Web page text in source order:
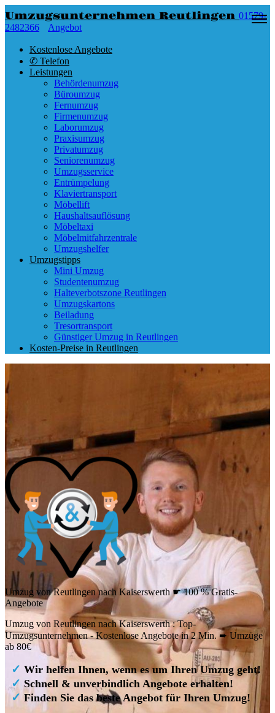
Umzugsunternehmen Reutlingen 01579-
2482366
Angebot
Kostenlose Angebote
✆ Telefon
Leistungen
Behördenumzug
Büroumzug
Fernumzug
Firmenumzug
Laborumzug
Praxisumzug
Privatumzug
Seniorenumzug
Umzugsservice
Entrümpelung
Klaviertransport
Möbellift
Haushaltsauflösung
Möbeltaxi
Möbelmitfahrzentrale
Umzugshelfer
Umzugstipps
Mini Umzug
Studentenumzug
Halteverbotszone Reutlingen
Umzugskartons
Beiladung
Tresortransport
Günstiger Umzug in Reutlingen
Kosten-Preise in Reutlingen
Umzug von Reutlingen nach Kaiserswerth ☛ 100 % Gratis-
Angebote
Umzug von Reutlingen nach Kaiserswerth : Top-
Umzugsunternehmen - Kostenlose Angebote in 2 Min. ➨ Umzüge
ab 80€
✓ Wir helfen Ihnen, wenn es um Ihren Umzug geht!
✓ Schnell & unverbindlich Angebote erhalten!
✓Finden Sie das beste Angebot für Ihren Umzug!